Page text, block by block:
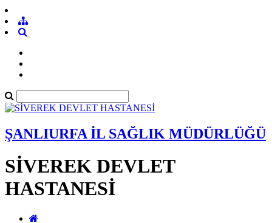
ŞANLIURFA İL SAĞLIK MÜDÜRLÜĞÜ
SİVEREK DEVLET
HASTANESİ